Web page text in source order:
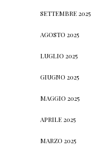
SETTEMBRE 2025
AGOSTO 2025
LUGLIO 2025
GIUGNO 2025
MAGGIO 2025
APRILE 2025
MARZO 2025